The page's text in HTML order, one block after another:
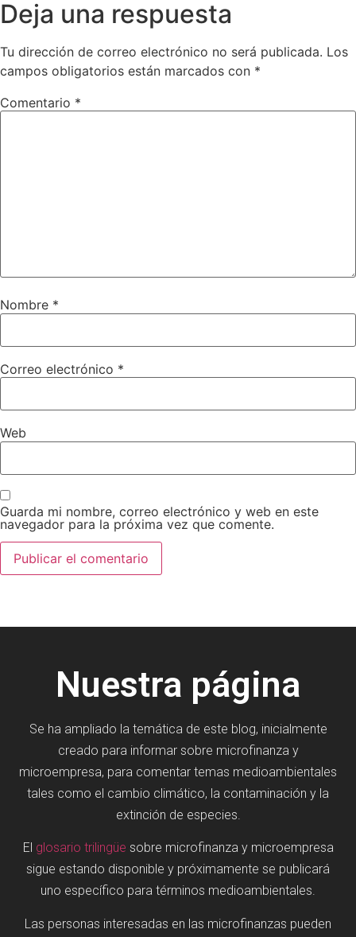
Deja una respuesta
Tu dirección de correo electrónico no será publicada. Los
campos obligatorios están marcados con *
Comentario *
Nombre *
Correo electrónico *
Web
Guarda mi nombre, correo electrónico y web en este
navegador para la próxima vez que comente.
Nuestra página
Se ha ampliado la temática de este blog, inicialmente
creado para informar sobre microfinanza y
microempresa, para comentar temas medioambientales
tales como el cambio climático, la contaminación y la
extinción de especies.
El glosario trilingüe sobre microfinanza y microempresa
sigue estando disponible y próximamente se publicará
uno específico para términos medioambientales.
Las personas interesadas en las microfinanzas pueden